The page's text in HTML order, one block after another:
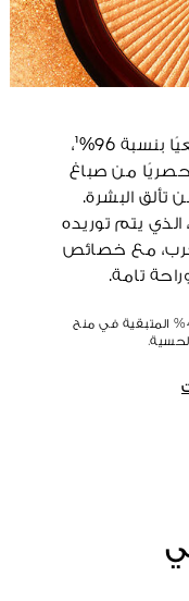
بفضل المكونات المشتقة طبيعيًا بنسبة 96%¹،
حصريًا من صباغ
تألق البشرة.
الذي يتم توريده
مع خصائص
تامة.
¹وفقاً لمعيار ISO 16128. تسهم نسبة 4% المتبقية في منح